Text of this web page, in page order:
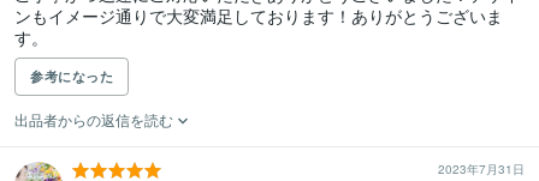
ンもイメージ通りで大変満足しております！ありがとうございま
す。
参考になった
出品者からの返信を読む
2023年7月31日